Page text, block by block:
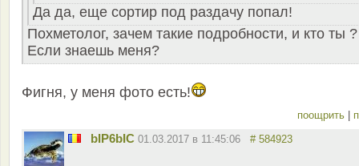
Да да, еще сортир под раздачу попал!
Похметолог, зачем такие подробности, и кто ты ?
Если знаешь меня?
Фигня, у меня фото есть!
поощрить
bIP6bIC 01.03.2017 в 11:45:06 # 584923